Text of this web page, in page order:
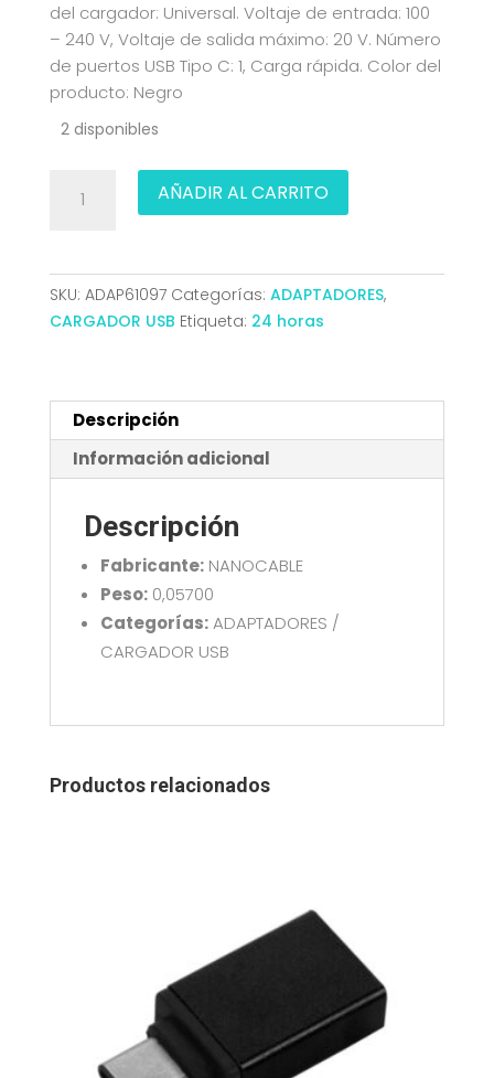
del cargador: Universal. Voltaje de entrada: 100
– 240 V, Voltaje de salida máximo: 20 V. Número
de puertos USB Tipo C: 1, Carga rápida. Color del
producto: Negro
2 disponibles
USB-
USB-
A/QC
10.10.2012
cantidad
AÑADIR AL CARRITO
SKU: ADAP61097 Categorías: ADAPTADORES,
CARGADOR USB Etiqueta: 24 horas
Descripción
Información adicional
Descripción
Fabricante:NANOCABLE
Peso:0,05700
Categorías:ADAPTADORES /
CARGADOR USB
Productos relacionados